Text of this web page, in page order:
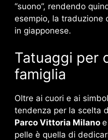
“suono”, rendendo
esempio, la traduzione
in giapponese.
Tatuaggi per
famiglia
Oltre ai cuori e ai
tendenza per la scelta
Parco Vittoria Milano
pelle è quella di